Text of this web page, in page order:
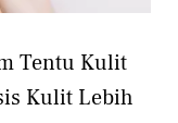
Tentu Kulit
Kulit Lebih